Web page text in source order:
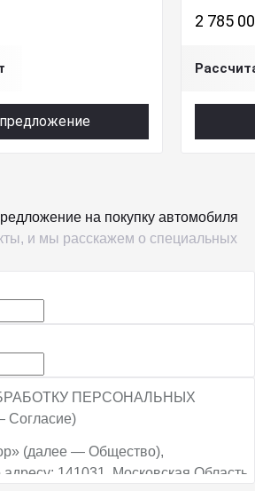
2 785
на покупку автомобиля
и мы расскажем о специальных
ПЕРСОНАЛЬНЫХ
(далее — Общество),
141031, Московская Область,